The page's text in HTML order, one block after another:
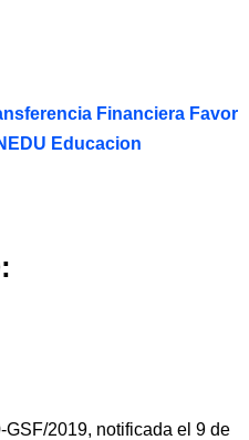
Financiera Favor
Educacion
GSF/2019, notificada el 9 de